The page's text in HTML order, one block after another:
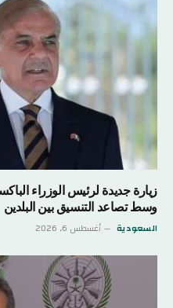
زيارة جديدة لرئيس الوزراء
وسط تصاعد التنسيق بين البلدين
السعودية أغسطس 6, 2026